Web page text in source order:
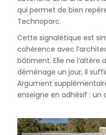
qui permet de bien
Technoparc.
Cette signalétique est
cohérence avec
bâtiment. Elle ne l’altère
déménage un jour, il
Argument
enseigne en adhésif : un